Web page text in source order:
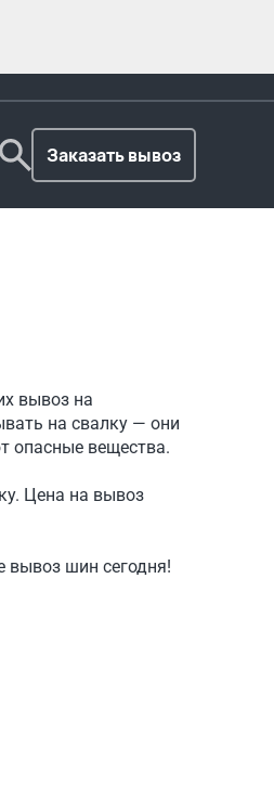
Заказать вывоз
вывоз на
на свалку — они
опасные вещества.
Цена на вывоз
вывоз шин сегодня!